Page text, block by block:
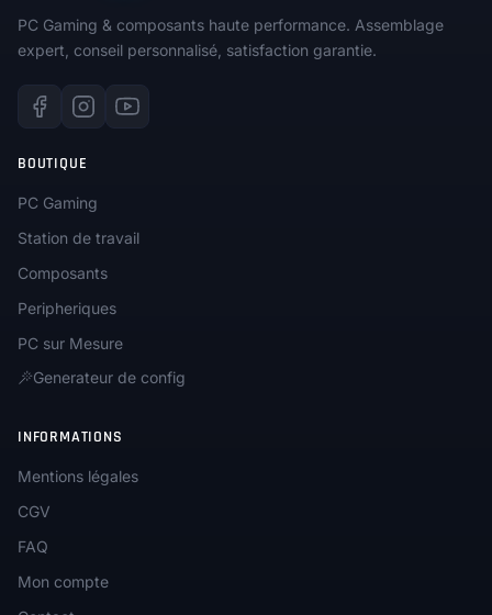
PC Gaming & composants haute performance. Assemblage
expert, conseil personnalisé, satisfaction garantie.
BOUTIQUE
PC Gaming
Station de travail
Composants
Peripheriques
PC sur Mesure
Generateur de config
INFORMATIONS
Mentions légales
CGV
FAQ
Mon compte